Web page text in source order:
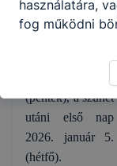
A szünet előtti
nap 2025.
(péntek), a szünet
utáni első nap
2026. január 5.
(hétfő).
használatára,
fog működni